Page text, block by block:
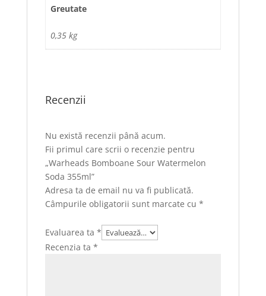
Greutate
0,35 kg
Recenzii
Nu există recenzii până acum.
Fii primul care scrii o recenzie pentru
„Warheads Bomboane Sour Watermelon
Soda 355ml”
Adresa ta de email nu va fi publicată.
Câmpurile obligatorii sunt marcate cu *
Evaluarea ta *
Recenzia ta *